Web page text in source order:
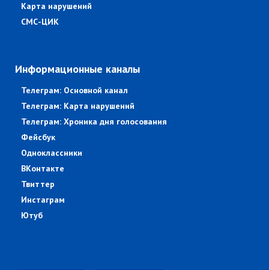
Карта нарушений
СМС-ЦИК
Информационные каналы
Телеграм: Основной канал
Телеграм: Карта нарушений
Телеграм: Хроника дня голосования
Фейсбук
Одноклассники
ВКонтакте
Твиттер
Инстаграм
Ютуб